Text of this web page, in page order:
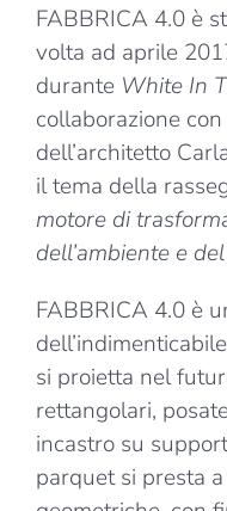
FABBRICA 4.0 è
volta ad aprile
durante White In
collaborazione
dell’architetto
il tema della
motore di
dell’ambiente e
FABBRICA 4.0 è
si proietta nel
rettangolari,
incastro su
parquet si presta